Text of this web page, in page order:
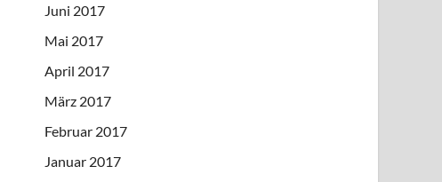
Juni 2017
Mai 2017
April 2017
März 2017
Februar 2017
Januar 2017